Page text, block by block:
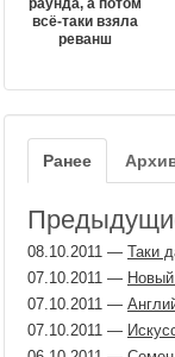
раунда, а потом
всё-таки взяла
реванш
Ранее
08.10.2011 — Таки
07.10.2011 —
07.10.2011 —
07.10.2011 —